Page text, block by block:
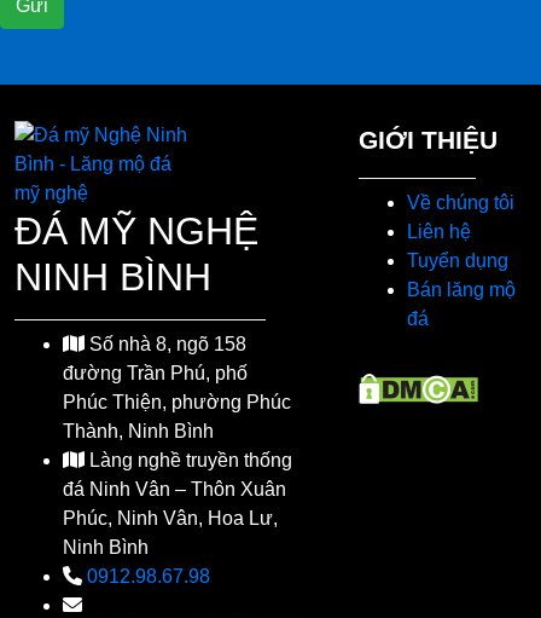
ĐÁ MỸ NGHỆ
NINH BÌNH
Số nhà 8, ngõ 158
đường Trần Phú, phố
Phúc Thiện, phường Phúc
Thành, Ninh Bình
Làng nghề truyền thống
đá Ninh Vân – Thôn Xuân
Phúc, Ninh Vân, Hoa Lư,
Ninh Bình
0912.98.67.98
GIỚI THIỆU
Về chúng tôi
Liên hệ
Tuyển dụng
Bán lăng mộ
đá